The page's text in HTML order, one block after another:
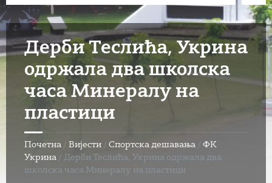
Дерби Теслића, Укрина
одржала два школска
часа Минералу на
пластици
Почетна / Вијести / Спортска дешавања / ФК
Укрина / Дерби Теслића, Укрина одржала два
школска часа Минералу на пластици